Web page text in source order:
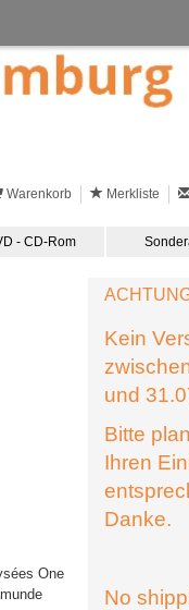
Warenkorb Merkliste
- CD-Rom
One
Kein
und
Bitte
Ihren
Danke.
No